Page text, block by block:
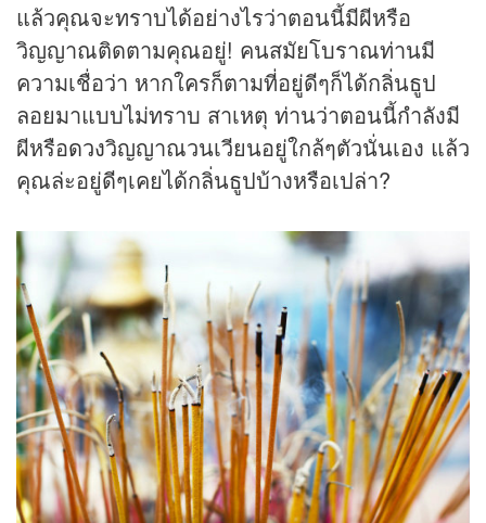
แล้วคุณจะทราบได้อย่างไรว่าตอนนี้มีผีหรือ
วิญญาณติดตามคุณอยู่! คนสมัยโบราณท่านมี
ความเชื่อว่า หากใครก็ตามที่อยู่ดีๆก็ได้กลิ่นธูป
ลอยมาแบบไม่ทราบ สาเหตุ ท่านว่าตอนนี้กำลังมี
ผีหรือดวงวิญญาณวนเวียนอยู่ใกล้ๆตัวนั่นเอง แล้ว
คุณล่ะอยู่ดีๆเคยได้กลิ่นธูปบ้างหรือเปล่า?